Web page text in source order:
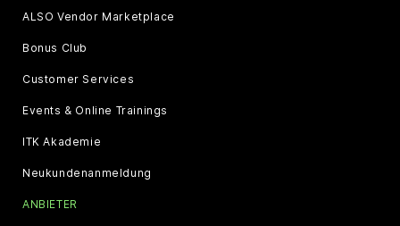
ALSO Vendor Marketplace
Bonus Club
Customer Services
Events & Online Trainings
ITK Akademie
Neukundenanmeldung
ANBIETER